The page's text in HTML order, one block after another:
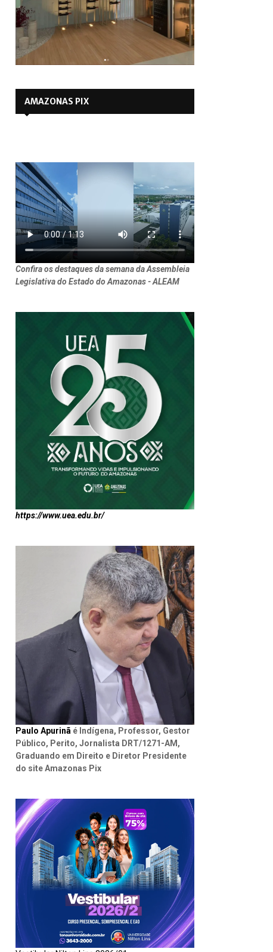
AMAZONAS PIX
Confira os destaques da semana da Assembleia
Legislativa do Estado do Amazonas - ALEAM
https://www.uea.edu.br/
Paulo Apurinã é Indígena, Professor, Gestor
Público, Perito, Jornalista DRT/1271-AM,
Graduando em Direito e Diretor Presidente
do site Amazonas Pix